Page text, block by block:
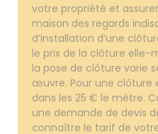
votre propriété et
maison des regards
d’installation d’une
le prix de la clôture elle-
la pose de clôture varie
œuvre. Pour une clôture
dans les 25 € le mètre.
une demande de devis
connaître le tarif de